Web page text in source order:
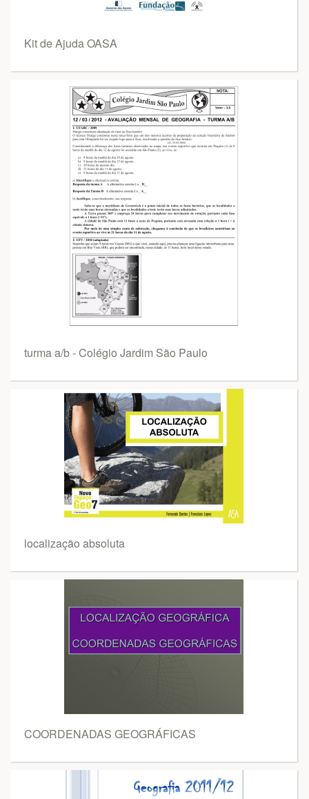
Kit de Ajuda OASA
turma a/b - Colégio Jardim São Paulo
localização absoluta
COORDENADAS GEOGRÁFICAS